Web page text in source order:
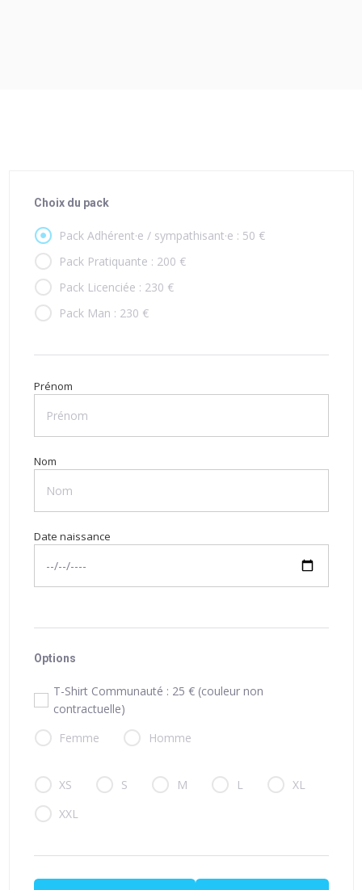
Choix du pack
Pack Adhérent·e / sympathisant·e : 50 €
Pack Pratiquante : 200 €
Pack Licenciée : 230 €
Pack Man : 230 €
Prénom
Nom
Date naissance
Options
T-Shirt Communauté : 25 € (couleur non
contractuelle)
Femme
Homme
XS S M L
XL
XXL